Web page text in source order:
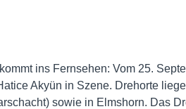
ins Fernsehen: Vom 25.
Akyün in Szene. Drehorte
sowie in Elmshorn. Das